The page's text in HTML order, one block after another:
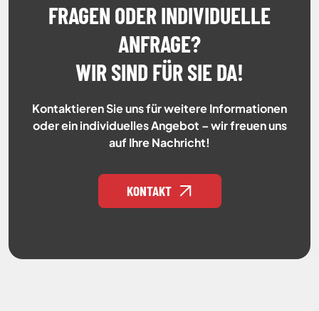
FRAGEN ODER INDIVIDUELLE
ANFRAGE?
WIR SIND FÜR SIE DA!
Kontaktieren Sie uns für weitere Informationen
oder ein individuelles Angebot – wir freuen uns
auf Ihre Nachricht!
KONTAKT